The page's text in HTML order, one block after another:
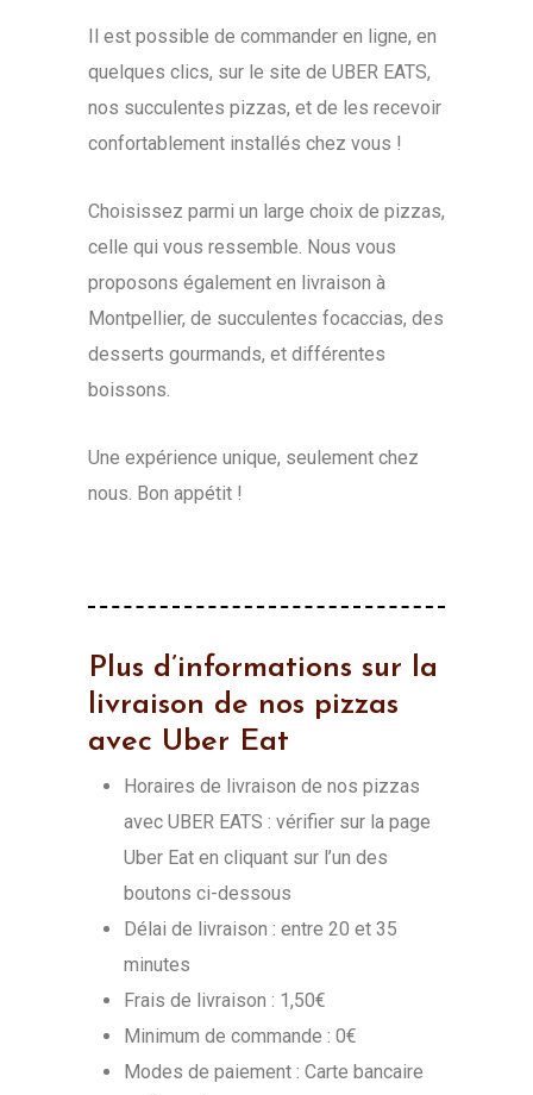
Il est possible de commander en ligne, en
quelques clics, sur le site de UBER EATS,
nos succulentes pizzas, et de les recevoir
confortablement installés chez vous !
Choisissez parmi un large choix de pizzas,
celle qui vous ressemble. Nous vous
proposons également en livraison à
Montpellier, de succulentes focaccias, des
desserts gourmands, et différentes
boissons.
Une expérience unique, seulement chez
nous. Bon appétit !
Plus d’informations sur la
livraison de nos pizzas
avec Uber Eat
Horaires de livraison de nos pizzas
avec UBER EATS : vérifier sur la page
Uber Eat en cliquant sur l’un des
boutons ci-dessous
Délai de livraison : entre 20 et 35
minutes
Frais de livraison : 1,50€
Minimum de commande : 0€
Modes de paiement : Carte bancaire